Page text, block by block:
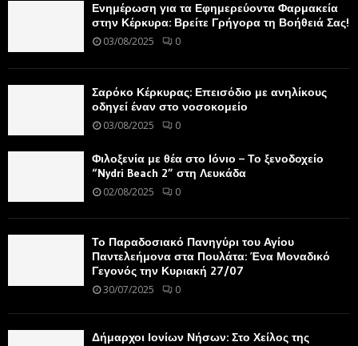
Ενημέρωση για τα Εφημερεύοντα Φαρμακεία
στην Κέρκυρα: Βρείτε Γρήγορα τη Βοήθειά Σας!
03/08/2025 0
Σαρόκο Κέρκυρας: Επεισόδιο με ανηλίκους
οδηγεί έναν στο νοσοκομείο
03/08/2025 0
Φιλοξενία με θέα στο Ιόνιο – Το ξενοδοχείο
“Nydri Beach 2” στη Λευκάδα
02/08/2025 0
Το Παραδοσιακό Πανηγύρι του Αγίου
Παντελεήμονα στα Πουλάτα: Ένα Μοναδικό
Γεγονός την Κυριακή 27/07
30/07/2025 0
Δήμαρχοι Ιονίων Νήσων: Στο Χείλος της